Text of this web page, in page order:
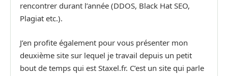
rencontrer durant l’année (DDOS, Black Hat SEO,
Plagiat etc.).
J’en profite également pour vous présenter mon
deuxième site sur lequel je travail depuis un petit
bout de temps qui est Staxel.fr. C’est un site qui parle